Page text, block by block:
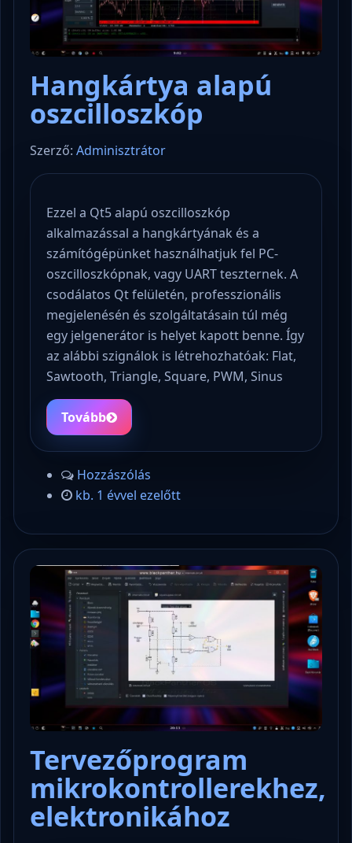
Hangkártya alapú
oszcilloszkóp
Szerző: Adminisztrátor
Ezzel a Qt5 alapú oszcilloszkóp
alkalmazással a hangkártyának és a
számítógépünket használhatjuk fel PC-
oszcilloszkópnak, vagy UART teszternek. A
csodálatos Qt felületén, professzionális
megjelenésén és szolgáltatásain túl még
egy jelgenerátor is helyet kapott benne. Így
az alábbi szignálok is létrehozhatóak: Flat,
Sawtooth, Triangle, Square, PWM, Sinus
Tovább
Hozzászólás
kb. 1 évvel ezelőtt
Tervezőprogram
mikrokontrollerekhez,
elektronikához